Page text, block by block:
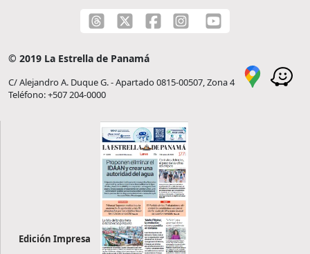
© 2019 La Estrella de Panamá
C/ Alejandro A. Duque G. - Apartado 0815-00507, Zona 4
Teléfono: +507 204-0000
Edición Impresa